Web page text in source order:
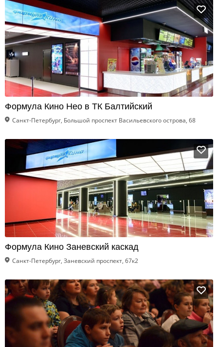
Формула Кино Нео в ТК Балтийский
Санкт-Петербург, Большой проспект Васильевского острова, 68
Формула Кино Заневский каскад
Санкт-Петербург, Заневский проспект, 67к2